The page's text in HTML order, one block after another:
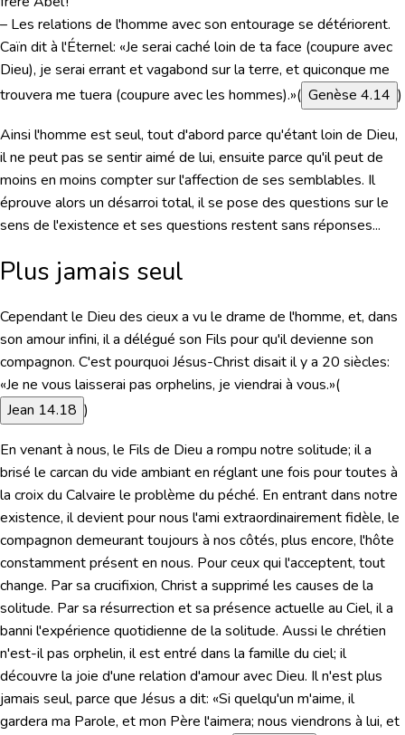
– Les relations de l'homme avec son entourage se détériorent.
Caïn dit à l'Éternel: «Je serai caché loin de ta face (coupure avec
Dieu), je serai errant et vagabond sur la terre, et quiconque me
trouvera me tuera (coupure avec les hommes).»( Genèse 4.14 )
Ainsi l'homme est seul, tout d'abord parce qu'étant loin de Dieu,
il ne peut pas se sentir aimé de lui, ensuite parce qu'il peut de
moins en moins compter sur l'affection de ses semblables. Il
éprouve alors un désarroi total, il se pose des questions sur le
sens de l'existence et ses questions restent sans réponses...
Plus jamais seul
Cependant le Dieu des cieux a vu le drame de l'homme, et, dans
son amour infini, il a délégué son Fils pour qu'il devienne son
compagnon. C'est pourquoi Jésus-Christ disait il y a 20 siècles:
«Je ne vous laisserai pas orphelins, je viendrai à vous.»(
Jean 14.18 )
En venant à nous, le Fils de Dieu a rompu notre solitude; il a
brisé le carcan du vide ambiant en réglant une fois pour toutes à
la croix du Calvaire le problème du péché. En entrant dans notre
existence, il devient pour nous l'ami extraordinairement fidèle, le
compagnon demeurant toujours à nos côtés, plus encore, l'hôte
constamment présent en nous. Pour ceux qui l'acceptent, tout
change. Par sa crucifixion, Christ a supprimé les causes de la
solitude. Par sa résurrection et sa présence actuelle au Ciel, il a
banni l'expérience quotidienne de la solitude. Aussi le chrétien
n'est-il pas orphelin, il est entré dans la famille du ciel; il
découvre la joie d'une relation d'amour avec Dieu. Il n'est plus
jamais seul, parce que Jésus a dit: «Si quelqu'un m'aime, il
gardera ma Parole, et mon Père l'aimera; nous viendrons à lui, et